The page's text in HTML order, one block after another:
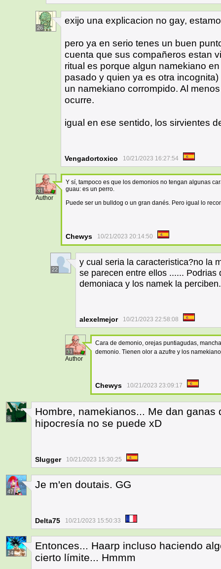
26
exijo una explicacion no gay,
pero ya en serio tenes un buen
cuenta que sus compañeros estan
ritual es porque algun namekiano
pasado y quien ya es otra
un namekiano corrompido. Al
ocurre.
igual en ese sentido, los sirvientes
Vengadortoxico 10/21/2023 16:27:54
31
Author
Y sí, tampoco es que los demonios no tengan algunas
guau: es un perro.
Puede ser un bulldog o un gran danés. Pero igual lo
Chewys 10/21/2023 20:14:50
22
y cual seria la caracteristica?no la
se parecen entre ellos ......
demoniaca y los namek la
alexelmejor 10/21/2023 22:58:08
31
Author
Cara de demonio, orejas puntiagudas,
demonio. Tienen olor a azufre y los
Chewys 10/21/2023 23:09:17
8
Hombre, namekianos... Me dan
hipocresía no se puede xD
Slugger 10/21/2023 15:30:25
47
Je m'en doutais. GG
Delta75 10/21/2023 15:50:33
14
Entonces... Haarp incluso haciendo
cierto límite... Hmmm